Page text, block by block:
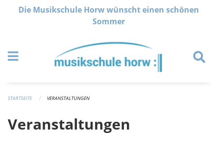
Navigation überspringen
Die Musikschule Horw wünscht einen schönen
Sommer
STARTSEITE VERANSTALTUNGEN
Veranstaltungen